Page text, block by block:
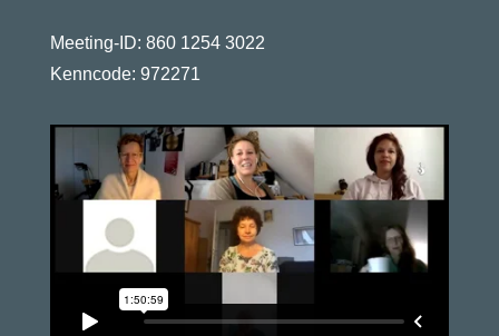
Meeting-ID: 860 1254 3022
Kenncode: 972271